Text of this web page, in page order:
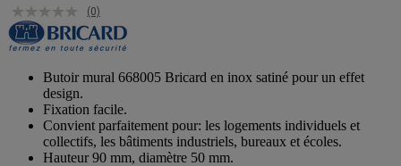
(0)
Butoir mural 668005 Bricard en inox satiné pour un effet
design.
Fixation facile.
Convient parfaitement pour: les logements individuels et
collectifs, les bâtiments industriels, bureaux et écoles.
Hauteur 90 mm, diamètre 50 mm.